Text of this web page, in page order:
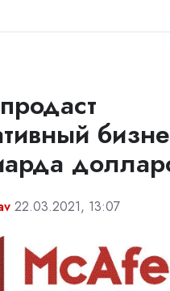
22.03.2021, 13:07